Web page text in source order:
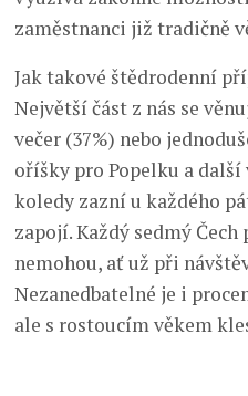
zaměstnanci již tradičně
Jak takové štědrodenní
Největší část z nás se
večer (37%) nebo
oříšky pro Popelku a další
koledy zazní u každého
zapojí. Každý sedmý
nemohou, ať už při
Nezanedbatelné je i
ale s rostoucím věkem